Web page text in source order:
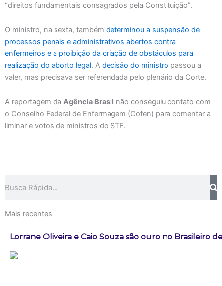
“direitos fundamentais consagrados pela Constituição”.
O ministro, na sexta, também determinou a suspensão de
processos penais e administrativos abertos contra
enfermeiros e a proibição da criação de obstáculos para
realização do aborto legal. A decisão do ministro passou a
valer, mas precisava ser referendada pelo plenário da Corte.
A reportagem da Agência Brasil não conseguiu contato com
o Conselho Federal de Enfermagem (Cofen) para comentar a
liminar e votos de ministros do STF.
Mais recentes
Lorrane Oliveira e Caio Souza são ouro no Brasileiro